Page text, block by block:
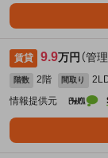
賃貸 9.9万円 （管
階数 2階 間取り
情報提供元